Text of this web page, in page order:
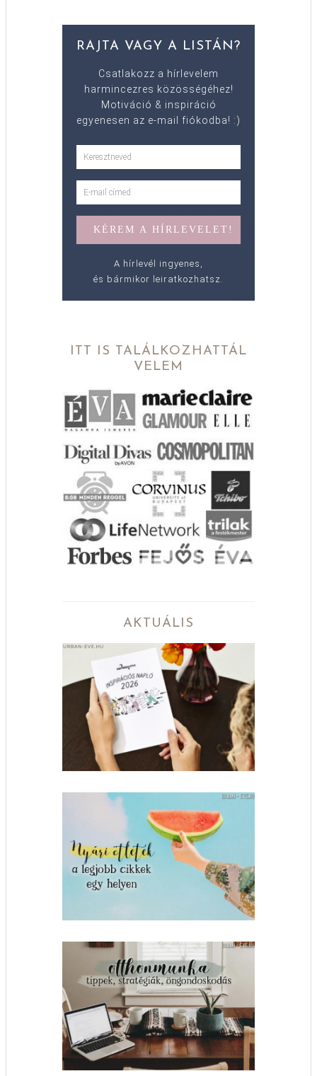
RAJTA VAGY A LISTÁN?
Csatlakozz a hírlevelem
harmincezres közösségéhez!
Motiváció & inspiráció
egyenesen az e-mail fiókodba! :)
A hírlevél ingyenes,
és bármikor leiratkozhatsz.
ITT IS TALÁLKOZHATTÁL
VELEM
AKTUÁLIS